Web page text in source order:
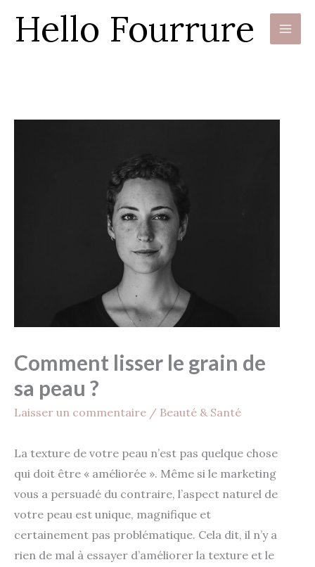
Hello Fourrure
Comment lisser le grain de
sa peau ?
Laisser un commentaire / Beauté & Santé
La texture de votre peau n’est pas quelque chose
qui doit être « améliorée ». Même si le marketing
vous a persuadé du contraire, l’aspect naturel de
votre peau est unique, magnifique et
certainement pas problématique. Cela dit, il n’y a
rien de mal à essayer d’améliorer la texture et le